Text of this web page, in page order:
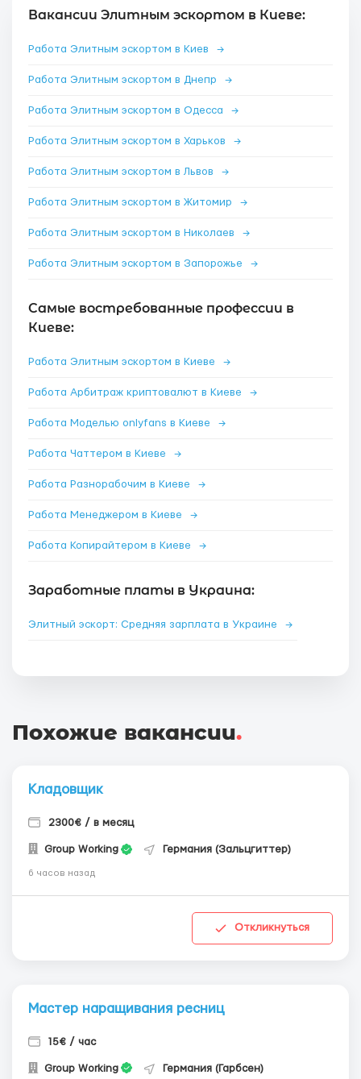
Вакансии Элитным эскортом в Киеве:
Работа Элитным эскортом в Киев →
Работа Элитным эскортом в Днепр →
Работа Элитным эскортом в Одесса →
Работа Элитным эскортом в Харьков →
Работа Элитным эскортом в Львов →
Работа Элитным эскортом в Житомир →
Работа Элитным эскортом в Николаев →
Работа Элитным эскортом в Запорожье →
Самые востребованные профессии в
Киеве:
Работа Элитным эскортом в Киеве →
Работа Арбитраж криптовалют в Киеве →
Работа Моделью onlyfans в Киеве →
Работа Чаттером в Киеве →
Работа Разнорабочим в Киеве →
Работа Менеджером в Киеве →
Работа Копирайтером в Киеве →
Заработные платы в Украина:
Элитный эскорт: Средняя зарплата в Украине →
Похожие вакансии.
Кладовщик
2300€ / в месяц
Group Working Германия (Зальцгиттер)
6 часов назад
Откликнуться
Мастер наращивания ресниц
15€ / час
Group Working Германия (Гарбсен)